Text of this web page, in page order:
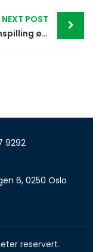
NEXT POST
Problemspilling øker – men noen klamrer seg fortsatt til fortiden
9292
6, 0250 Oslo
reservert.